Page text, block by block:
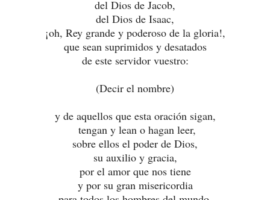
del Dios de Jacob,
del Dios de Isaac,
¡oh, Rey grande y poderoso de la gloria!,
que sean suprimidos y desatados
de este servidor vuestro:
(Decir el nombre)
y de aquellos que esta oración sigan,
tengan y lean o hagan leer,
sobre ellos el poder de Dios,
su auxilio y gracia,
por el amor que nos tiene
y por su gran misericordia